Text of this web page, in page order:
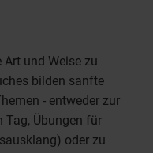
und Weise zu
bilden sanfte
- entweder zur
Tag, Übungen für
oder zu